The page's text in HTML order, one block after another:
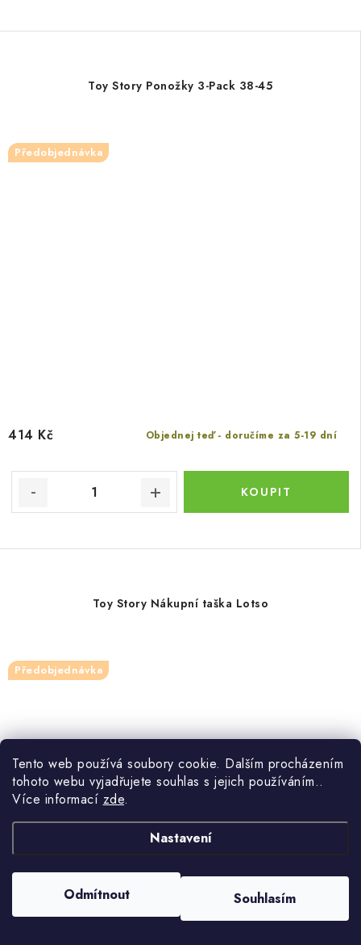
Tento web používá soubory cookie. Dalším procházením
tohoto webu vyjadřujete souhlas s jejich používáním..
Více informací zde.
Nastavení
Odmítnout Souhlasím
Toy Story Ponožky 3-Pack 38-45
Předobjednávka
Objednej teď - doručíme za 5-19 dní
414 Kč
Toy Story Nákupní taška Lotso
Předobjednávka